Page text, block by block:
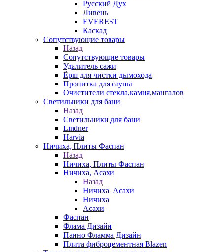
Русский Дух
Ливень
EVEREST
Каскад
Сопутствующие товары
Назад
Сопутствующие товары
Удалитель сажи
Ёрш для чистки дымохода
Пропитка для сауны
Очистители стекла,камня,мангалов
Светильники для бани
Назад
Светильники для бани
Lindner
Harvia
Ничиха, Плиты Фаспан
Назад
Ничиха, Плиты Фаспан
Ничиха, Асахи
Назад
Ничиха, Асахи
Ничиха
Асахи
Фаспан
Флама Дизайн
Панно Фламма Дизайн
Плита фиброцементная Blazen